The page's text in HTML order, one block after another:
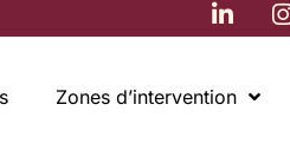
Zones d’intervention